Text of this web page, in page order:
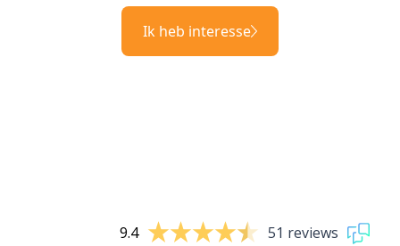
Ik heb interesse
9.4 51 reviews